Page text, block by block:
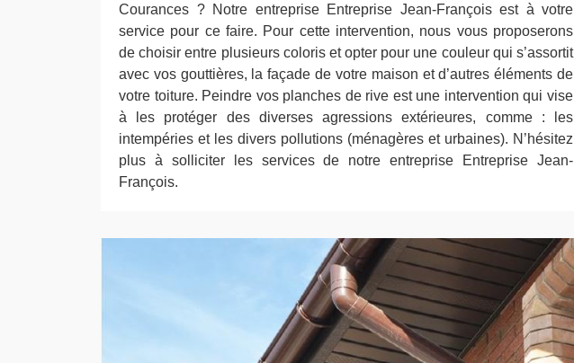
Courances ? Notre entreprise Entreprise Jean-François est à votre
service pour ce faire. Pour cette intervention, nous vous proposerons
de choisir entre plusieurs coloris et opter pour une couleur qui s’assortit
avec vos gouttières, la façade de votre maison et d’autres éléments de
votre toiture. Peindre vos planches de rive est une intervention qui vise
à les protéger des diverses agressions extérieures, comme : les
intempéries et les divers pollutions (ménagères et urbaines). N’hésitez
plus à solliciter les services de notre entreprise Entreprise Jean-
François.